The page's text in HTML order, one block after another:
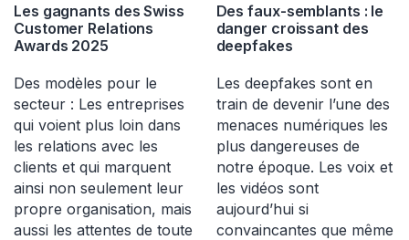
Les gagnants des Swiss
Customer Relations
Awards 2025
Des modèles pour le
secteur : Les entreprises
qui voient plus loin dans
les relations avec les
clients et qui marquent
ainsi non seulement leur
propre organisation, mais
aussi les attentes de toute
Des faux-semblants : le
danger croissant des
deepfakes
Les deepfakes sont en
train de devenir l’une des
menaces numériques les
plus dangereuses de
notre époque. Les voix et
les vidéos sont
aujourd’hui si
convaincantes que même